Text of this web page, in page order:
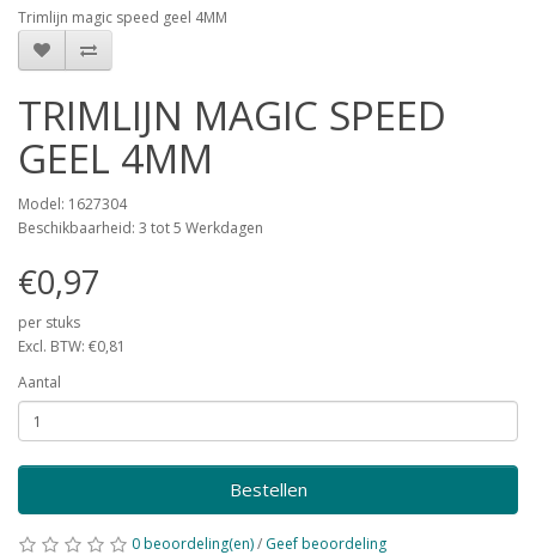
Trimlijn magic speed geel 4MM
TRIMLIJN MAGIC SPEED
GEEL 4MM
Model: 1627304
Beschikbaarheid: 3 tot 5 Werkdagen
€0,97
per stuks
Excl. BTW: €0,81
Aantal
Bestellen
0 beoordeling(en)/ Geef beoordeling